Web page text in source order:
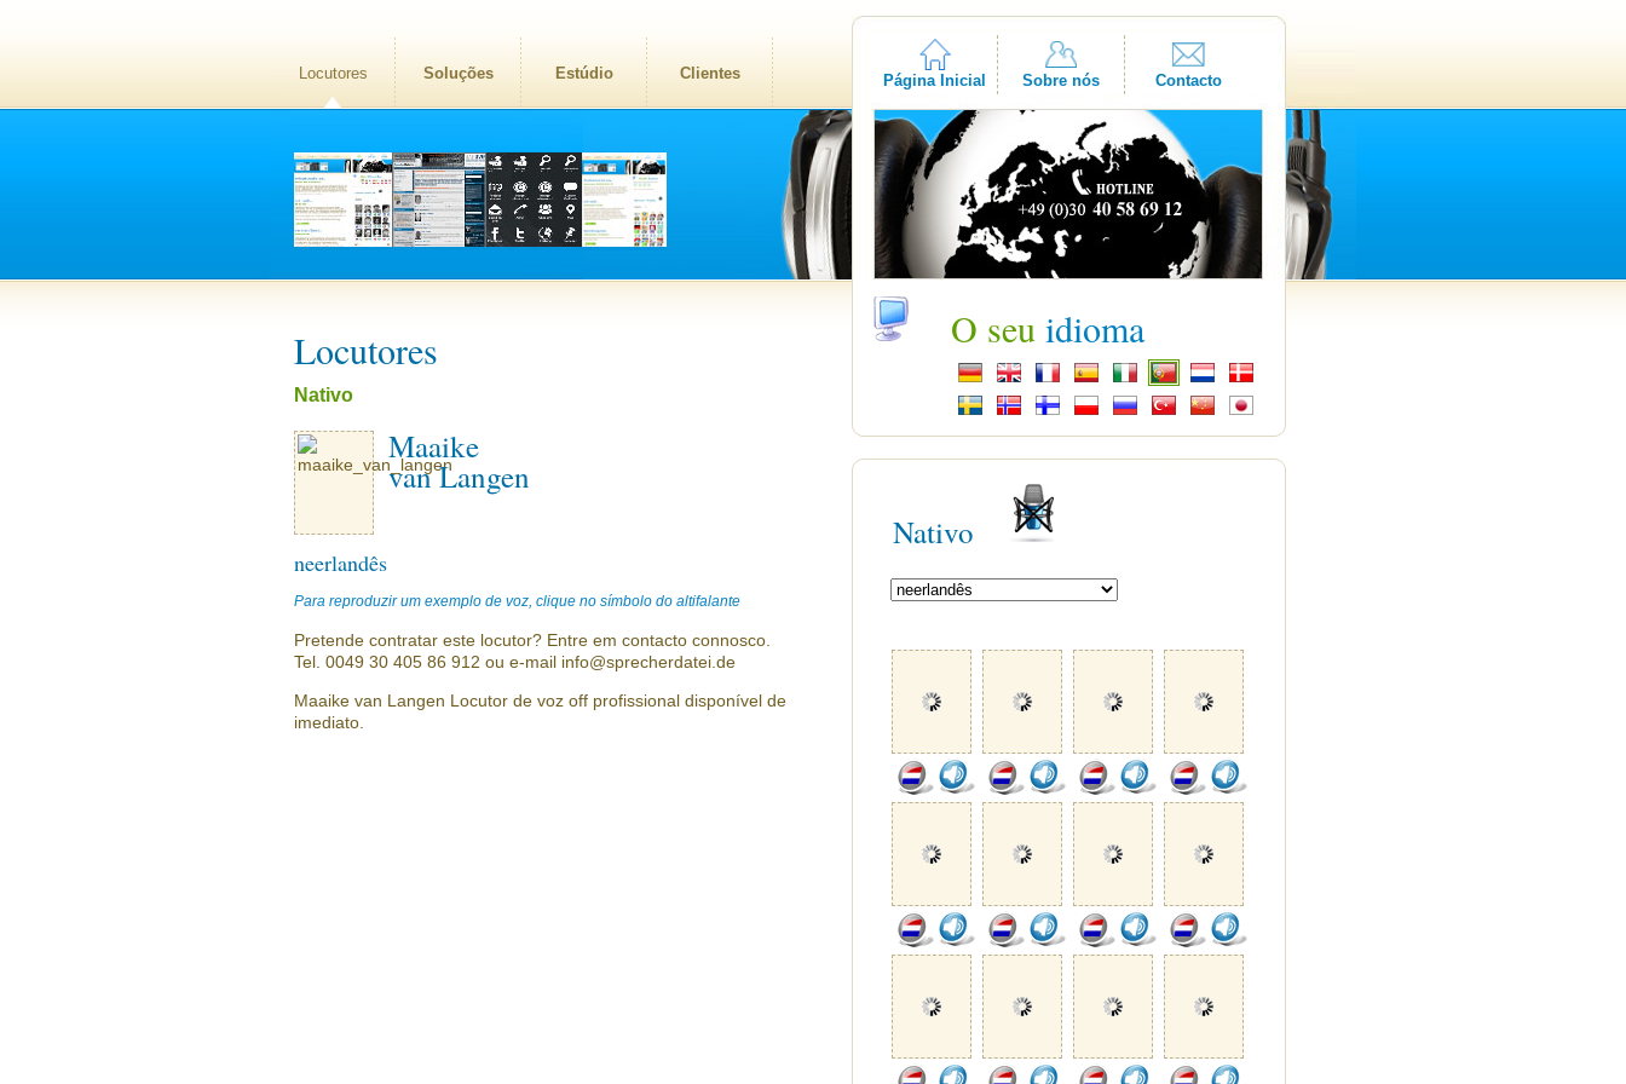
Locutores Soluções Estúdio Clientes Página Inicial Sobre nós Contacto
Locutores
Nativo
Maaike
van Langen
neerlandês
Para reproduzir um exemplo de voz, clique no símbolo do altifalante
Pretende contratar este locutor? Entre em contacto connosco.
Tel. 0049 30 405 86 912 ou e-mail info@sprecherdatei.de
Maaike van Langen Locutor de voz off profissional disponível de
imediato.
O seu idioma
Nativo